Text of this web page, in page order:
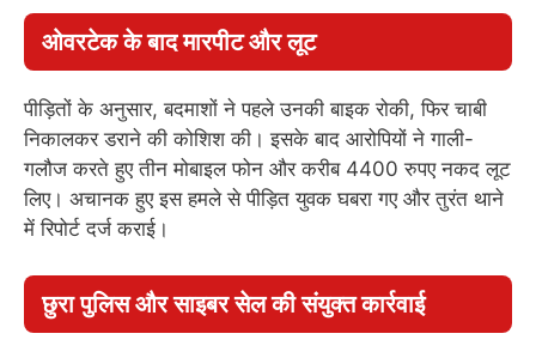
ओवरटेक के बाद मारपीट और लूट
पीड़ितों के अनुसार, बदमाशों ने पहले उनकी बाइक रोकी, फिर चाबी
निकालकर डराने की कोशिश की। इसके बाद आरोपियों ने गाली-
गलौज करते हुए तीन मोबाइल फोन और करीब 4400 रुपए नकद लूट
लिए। अचानक हुए इस हमले से पीड़ित युवक घबरा गए और तुरंत थाने
में रिपोर्ट दर्ज कराई।
छुरा पुलिस और साइबर सेल की संयुक्त कार्रवाई